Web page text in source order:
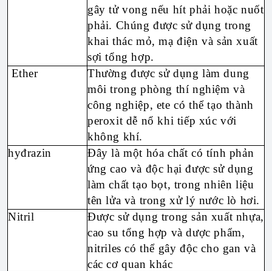
gây tử vong nếu hít phải hoặc nuốt
phải. Chúng được sử dụng trong
khai thác mỏ, mạ điện và sản xuất
sợi tổng hợp.
Ether
Thường được sử dụng làm dung
môi trong phòng thí nghiệm và
công nghiệp, ete có thể tạo thành
peroxit dễ nổ khi tiếp xúc với
không khí.
hyđrazin
Đây là một hóa chất có tính phản
ứng cao và độc hại được sử dụng
làm chất tạo bọt, trong nhiên liệu
tên lửa và trong xử lý nước lò hơi.
Nitril
Được sử dụng trong sản xuất nhựa,
cao su tổng hợp và dược phẩm,
nitriles có thể gây độc cho gan và
các cơ quan khác